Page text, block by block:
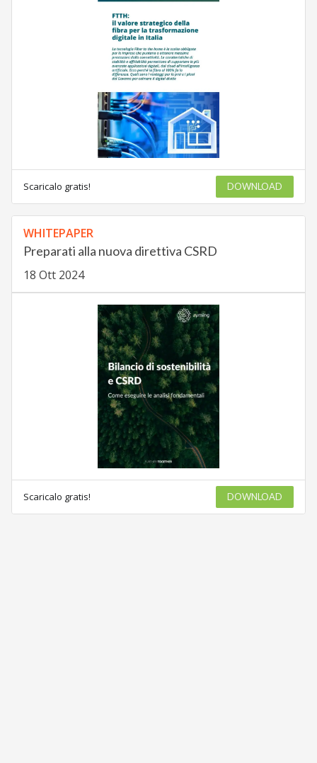
Scaricalo gratis! DOWNLOAD
WHITEPAPER
Preparati alla nuova direttiva CSRD
18 Ott 2024
Scaricalo gratis! DOWNLOAD